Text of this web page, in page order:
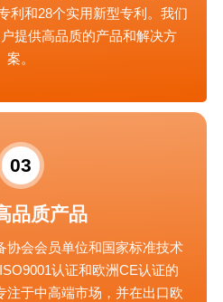
利和28个实用新型专利。我们
提供高品质的产品和解决方
案。
03
品质产品
协会会员单位和国家标准技术
认证和欧洲CE认证的
注于中高端市场，并在出口欧